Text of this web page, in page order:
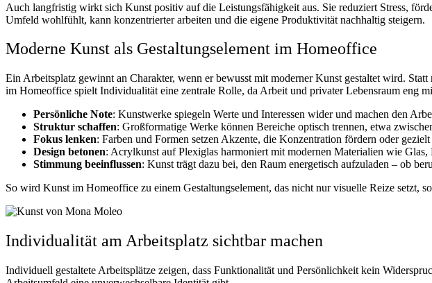
Auch langfristig wirkt sich Kunst positiv auf die Leistungsfähigkeit aus. Sie reduziert Stress,
Umfeld wohlfühlt, kann konzentrierter arbeiten und die eigene Produktivität nachhaltig steigern.
Moderne Kunst als Gestaltungselement im Homeoffice
Ein Arbeitsplatz gewinnt an Charakter, wenn er bewusst mit moderner Kunst gestaltet wird.
im Homeoffice spielt Individualität eine zentrale Rolle, da Arbeit und privater Lebensraum eng
Persönliche Note: Kunstwerke spiegeln Werte und Interessen wider und machen den
Struktur schaffen: Großformatige Werke können Bereiche optisch trennen, etwa
Fokus lenken: Farben und Formen setzen Akzente, die Konzentration fördern oder
Design betonen: Acrylkunst auf Plexiglas harmoniert mit modernen Materialien wie
Stimmung beeinflussen: Kunst trägt dazu bei, den Raum energetisch aufzuladen – ob
So wird Kunst im Homeoffice zu einem Gestaltungselement, das nicht nur visuelle Reize setzt,
Individualität am Arbeitsplatz sichtbar machen
Individuell gestaltete Arbeitsplätze zeigen, dass Funktionalität und Persönlichkeit kein